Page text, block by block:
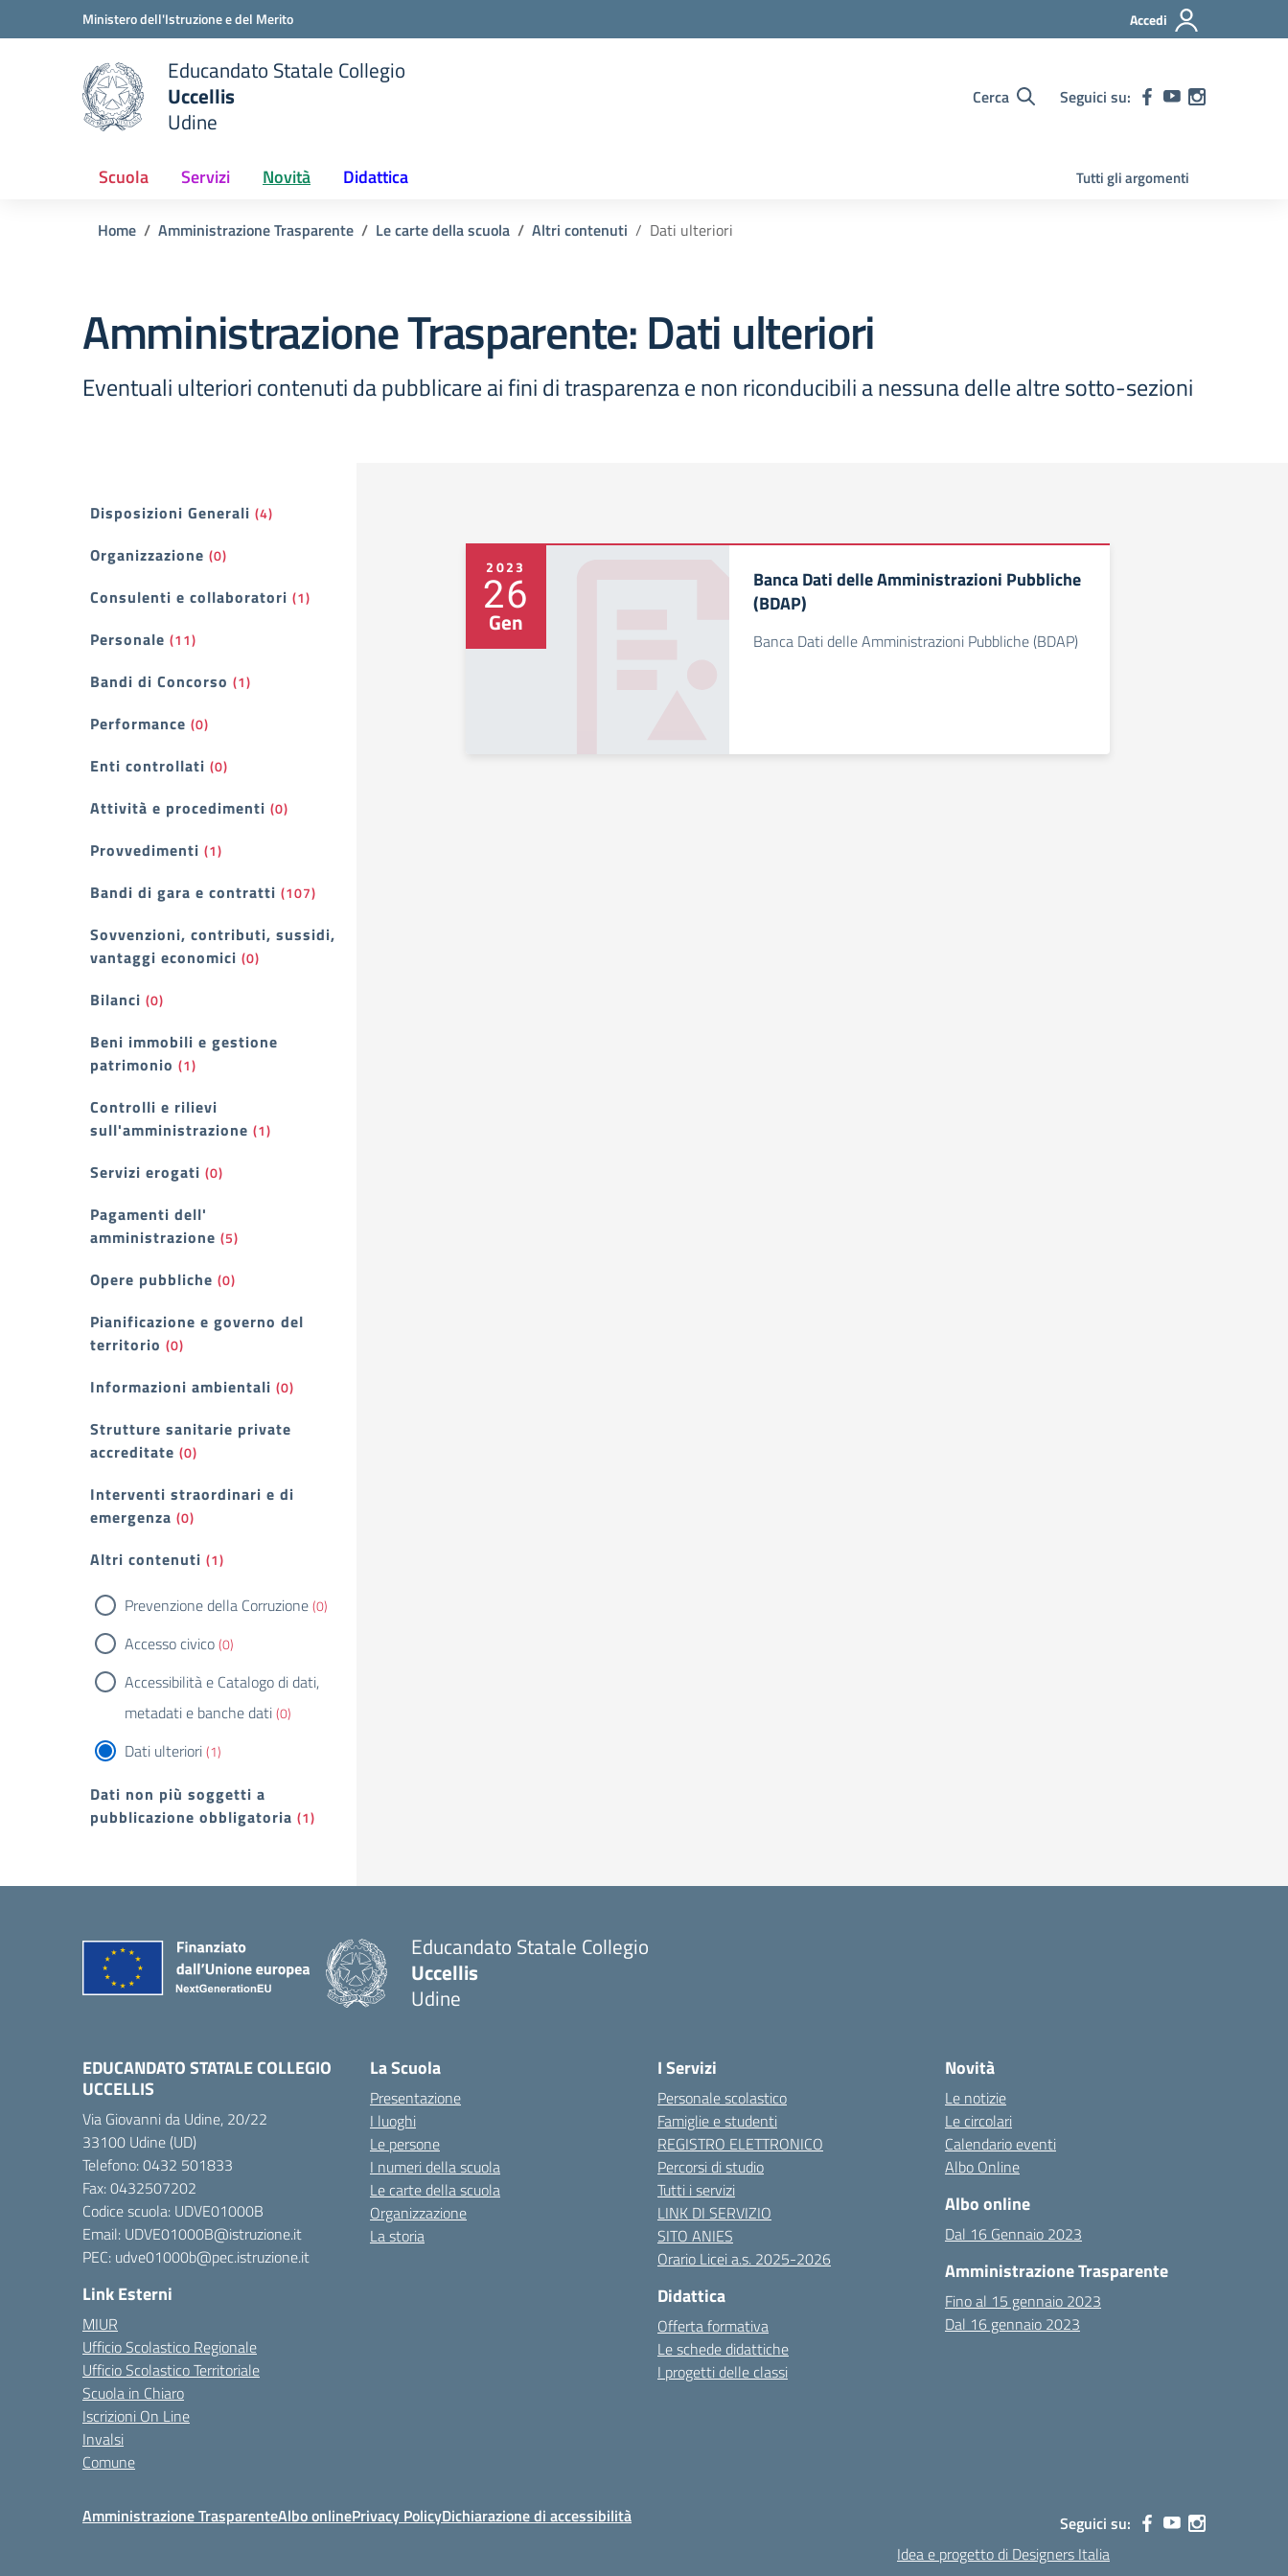
Vai ai contenuti
Vai al menu di navigazioneMinistero dell'Istruzione e del Merito Accedi
scuola
Educandato Statale Collegio
Uccellis
Udine
Cerca Seguici su:
Scuola Servizi Novità Didattica Tutti gli argomenti
Home Amministrazione Trasparente Le carte della scuola Altri contenuti Dati ulteriori
Amministrazione Trasparente:Dati ulteriori
Eventuali ulteriori contenuti da pubblicare ai fini di trasparenza e non riconducibili a nessuna delle altre sotto-sezioni
Filtri
Disposizioni Generali (4)
Organizzazione (0)
Consulenti e collaboratori (1)
Personale (11)
Bandi di Concorso (1)
Performance (0)
Enti controllati (0)
Attività e procedimenti (0)
Provvedimenti (1)
Bandi di gara e contratti (107)
Sovvenzioni, contributi, sussidi,
vantaggi economici (0)
Bilanci (0)
Beni immobili e gestione
patrimonio (1)
Controlli e rilievi
sull'amministrazione (1)
Servizi erogati (0)
Pagamenti dell'
amministrazione (5)
Opere pubbliche (0)
Pianificazione e governo del
territorio (0)
Informazioni ambientali (0)
Strutture sanitarie private
accreditate (0)
Interventi straordinari e di
emergenza (0)
Altri contenuti (1)
Prevenzione della Corruzione(0)
Accesso civico(0)
Accessibilità e Catalogo di dati,
metadati e banche dati(0)
Dati ulteriori(1)
Dati non più soggetti a
pubblicazione obbligatoria (1)
2023
26
Gen
Banca Dati delle Amministrazioni Pubbliche
(BDAP)
Banca Dati delle Amministrazioni Pubbliche (BDAP)
Educandato Statale Collegio
Uccellis
Udine
EDUCANDATO STATALE COLLEGIO
UCCELLIS
Via Giovanni da Udine, 20/22
33100 Udine (UD)
Telefono:0432 501833
Fax: 0432507202
Codice scuola: UDVE01000B
Email: UDVE01000B@istruzione.it
PEC: udve01000b@pec.istruzione.it
Link Esterni
MIUR
Ufficio Scolastico Regionale
Ufficio Scolastico Territoriale
Scuola in Chiaro
Iscrizioni On Line
Invalsi
Comune
La Scuola
Presentazione
I luoghi
Le persone
I numeri della scuola
Le carte della scuola
Organizzazione
La storia
I Servizi
Personale scolastico
Famiglie e studenti
REGISTRO ELETTRONICO
Percorsi di studio
Tutti i servizi
LINK DI SERVIZIO
SITO ANIES
Orario Licei a.s. 2025-2026
Didattica
Offerta formativa
Le schede didattiche
I progetti delle classi
Novità
Le notizie
Le circolari
Calendario eventi
Albo Online
Albo online
Dal 16 Gennaio 2023
Amministrazione Trasparente
Fino al 15 gennaio 2023
Dal 16 gennaio 2023
Amministrazione TrasparenteAlbo onlinePrivacy PolicyDichiarazione di accessibilità
Seguici su:
Idea e progetto di Designers Italia